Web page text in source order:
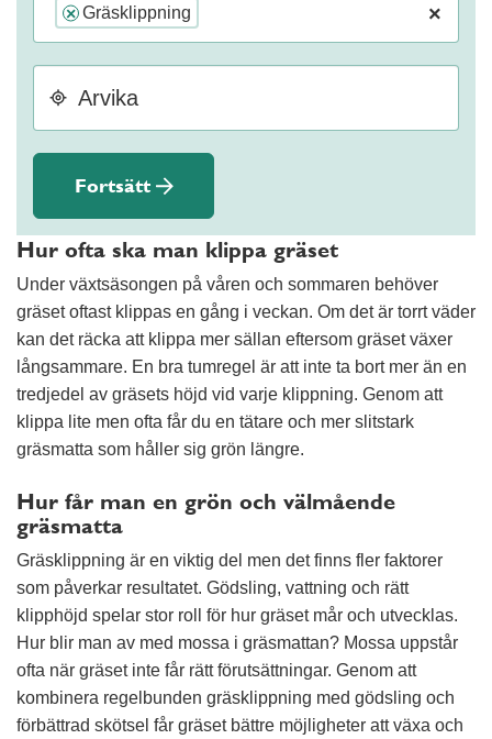
×
× Gräsklippning
Fortsätt
Hur ofta ska man klippa gräset
Under växtsäsongen på våren och sommaren behöver
gräset oftast klippas en gång i veckan. Om det är torrt väder
kan det räcka att klippa mer sällan eftersom gräset växer
långsammare. En bra tumregel är att inte ta bort mer än en
tredjedel av gräsets höjd vid varje klippning. Genom att
klippa lite men ofta får du en tätare och mer slitstark
gräsmatta som håller sig grön längre.
Hur får man en grön och välmående
gräsmatta
Gräsklippning är en viktig del men det finns fler faktorer
som påverkar resultatet. Gödsling, vattning och rätt
klipphöjd spelar stor roll för hur gräset mår och utvecklas.
Hur blir man av med mossa i gräsmattan? Mossa uppstår
ofta när gräset inte får rätt förutsättningar. Genom att
kombinera regelbunden gräsklippning med gödsling och
förbättrad skötsel får gräset bättre möjligheter att växa och